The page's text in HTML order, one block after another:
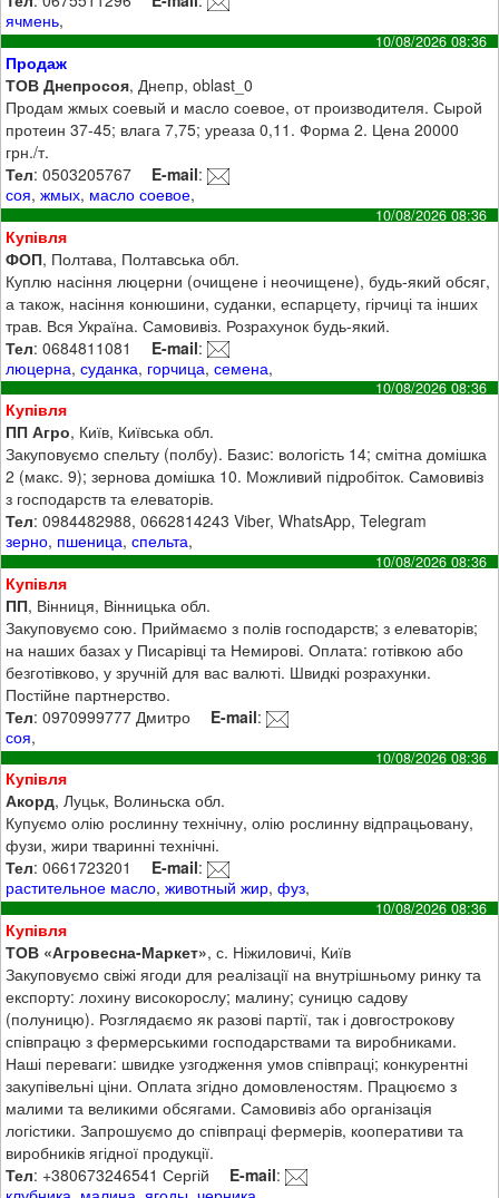
ячмень,
10/08/2026 08:36
Продаж
ТОВ Днепросоя, Днепр, oblast_0
Продам жмых соевый и масло соевое, от производителя. Сырой
протеин 37-45; влага 7,75; уреаза 0,11. Форма 2. Цена 20000
грн./т.
Тел: 0503205767 E-mail:
соя,жмых, масло соевое,
10/08/2026 08:36
Купівля
ФОП, Полтава, Полтавська обл.
Куплю насіння люцерни (очищене і неочищене), будь-який обсяг,
а також, насіння конюшини, суданки, еспарцету, гірчиці та інших
трав. Вся Україна. Самовивіз. Розрахунок будь-який.
Тел: 0684811081 E-mail:
люцерна,суданка, горчица,семена,
10/08/2026 08:36
Купівля
ПП Агро, Київ, Київська обл.
Закуповуємо спельту (полбу). Базис: вологість 14; смітна домішка
2 (макс. 9); зернова домішка 10. Можливий підробіток. Самовивіз
з господарств та елеваторів.
Тел: 0984482988, 0662814243 Viber, WhatsApp, Telegram
зерно, пшеница,спельта,
10/08/2026 08:36
Купівля
ПП, Вінниця, Вінницька обл.
Закуповуємо сою. Приймаємо з полів господарств; з елеваторів;
на наших базах у Писарівці та Немирові. Оплата: готівкою або
безготівково, у зручній для вас валюті. Швидкі розрахунки.
Постійне партнерство.
Тел: 0970999777 Дмитро E-mail:
соя,
10/08/2026 08:36
Купівля
Акорд, Луцьк, Волиньска обл.
Купуємо олію рослинну технічну, олію рослинну відпрацьовану,
фузи, жири тваринні технічні.
Тел: 0661723201 E-mail:
растительное масло,животный жир,фуз,
10/08/2026 08:36
Купівля
ТОВ «Агровесна-Маркет», с. Ніжиловичі, Київ
Закуповуємо свіжі ягоди для реалізації на внутрішньому ринку та
експорту: лохину високорослу; малину; суницю садову
(полуницю). Розглядаємо як разові партії, так і довгострокову
співпрацю з фермерськими господарствами та виробниками.
Наші переваги: швидке узгодження умов співпраці; конкурентні
закупівельні ціни. Оплата згідно домовленостям. Працюємо з
малими та великими обсягами. Самовивіз або організація
логістики. Запрошуємо до співпраці фермерів, кооперативи та
виробників ягідної продукції.
Тел: +380673246541 Сергій E-mail: